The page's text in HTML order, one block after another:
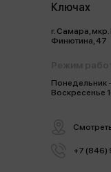
Ключах
г. Самара,
Финютина, 47
Понедельник
Воскресенье
+7